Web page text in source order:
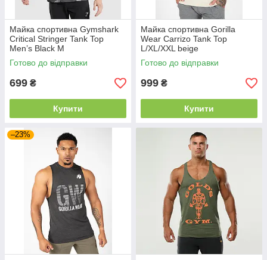
Майка спортивна Gymshark
Critical Stringer Tank Top
Men’s Black M
Готово до відправки
699 ₴
Купити
Майка спортивна Gorilla
Wear Carrizo Tank Top
L/XL/XXL beige
Готово до відправки
999 ₴
Купити
–23%